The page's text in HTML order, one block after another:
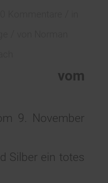
vom
9. November
Silber ein totes